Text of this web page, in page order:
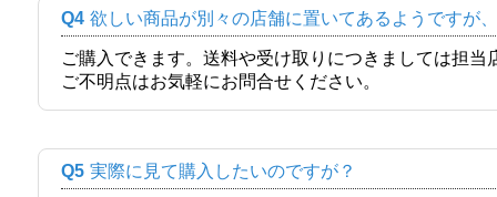
Q4 欲しい商品が別々の店舗に置いてあるようですが
ご購入できます。送料や受け取りにつきましては担
ご不明点はお気軽にお問合せください。
Q5 実際に見て購入したいのですが？